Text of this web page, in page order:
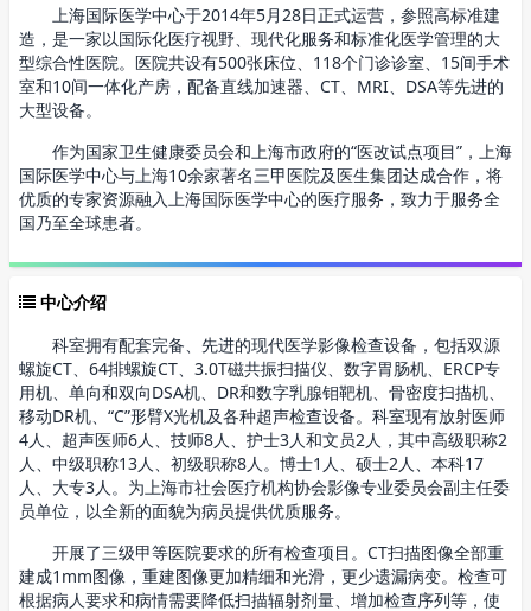
上海国际医学中心于2014年5月28日正式运营，参照高标准建
造，是一家以国际化医疗视野、现代化服务和标准化医学管理的大
型综合性医院。医院共设有500张床位、118个门诊诊室、15间手术
室和10间一体化产房，配备直线加速器、CT、MRI、DSA等先进的
大型设备。
作为国家卫生健康委员会和上海市政府的“医改试点项目”，上海
国际医学中心与上海10余家著名三甲医院及医生集团达成合作，将
优质的专家资源融入上海国际医学中心的医疗服务，致力于服务全
国乃至全球患者。
中心介绍
科室拥有配套完备、先进的现代医学影像检查设备，包括双源
螺旋CT、64排螺旋CT、3.0T磁共振扫描仪、数字胃肠机、ERCP专
用机、单向和双向DSA机、DR和数字乳腺钼靶机、骨密度扫描机、
移动DR机、“C”形臂X光机及各种超声检查设备。科室现有放射医师
4人、超声医师6人、技师8人、护士3人和文员2人，其中高级职称2
人、中级职称13人、初级职称8人。博士1人、硕士2人、本科17
人、大专3人。为上海市社会医疗机构协会影像专业委员会副主任委
员单位，以全新的面貌为病员提供优质服务。
开展了三级甲等医院要求的所有检查项目。CT扫描图像全部重
建成1mm图像，重建图像更加精细和光滑，更少遗漏病变。检查可
根据病人要求和病情需要降低扫描辐射剂量、增加检查序列等，使